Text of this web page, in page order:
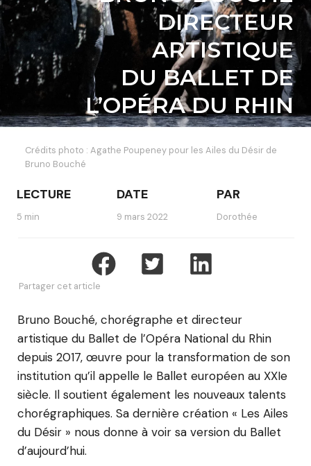
DIRECTEUR
ARTISTIQUE
DU BALLET DE
L’OPÉRA DU RHIN
Crédits photo : Agathe Poupeney pour les Ailes du Désir de
Bruno Bouché
LECTURE
5 min
DATE
9 mars 2022
PAR
Dorothée
Partager cet article
Bruno Bouché, chorégraphe et directeur
artistique du Ballet de l’Opéra National du Rhin
depuis 2017, œuvre pour la transformation de son
institution qu’il appelle le Ballet européen au XXIe
siècle. Il soutient également les nouveaux talents
chorégraphiques. Sa dernière création « Les Ailes
du Désir » nous donne à voir sa version du Ballet
d’aujourd’hui.